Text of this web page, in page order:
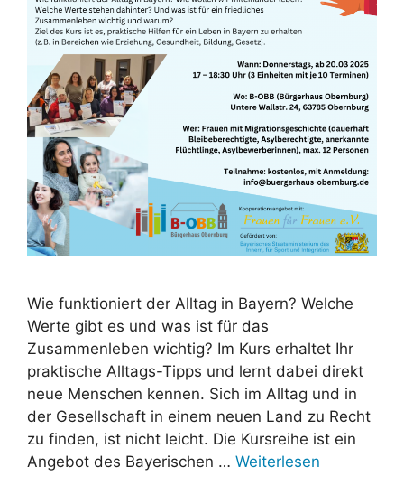
Wie funktioniert der Alltag in Bayern? Welche
Werte gibt es und was ist für das
Zusammenleben wichtig? Im Kurs erhaltet Ihr
praktische Alltags-Tipps und lernt dabei direkt
neue Menschen kennen. Sich im Alltag und in
der Gesellschaft in einem neuen Land zu Recht
zu finden, ist nicht leicht. Die Kursreihe ist ein
Angebot des Bayerischen … Weiterlesen